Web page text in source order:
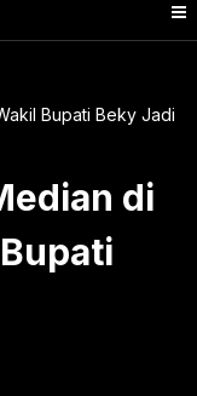
Bupati Beky Jadi
di